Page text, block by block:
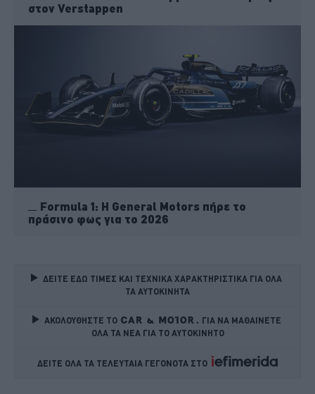
στον Verstappen
Formula 1: Η General Motors πήρε το
πράσινο φως για το 2026
ΔΕΙΤΕ ΕΔΩ ΤΙΜΕΣ ΚΑΙ ΤΕΧΝΙΚΑ ΧΑΡΑΚΤΗΡΙΣΤΙΚΑ ΓΙΑ ΟΛΑ
ΤΑ ΑΥΤΟΚΙΝΗΤΑ
ΑΚΟΛΟΥΘΗΣΤΕ ΤΟ
ΓΙΑ ΝΑ ΜΑΘΑΙΝΕΤΕ
ΟΛΑ ΤΑ ΝΕΑ ΓΙΑ ΤΟ ΑΥΤΟΚΙΝΗΤΟ
ΔΕΙΤΕ ΟΛΑ ΤΑ ΤΕΛΕΥΤΑΙΑ ΓΕΓΟΝΟΤΑ ΣΤΟ